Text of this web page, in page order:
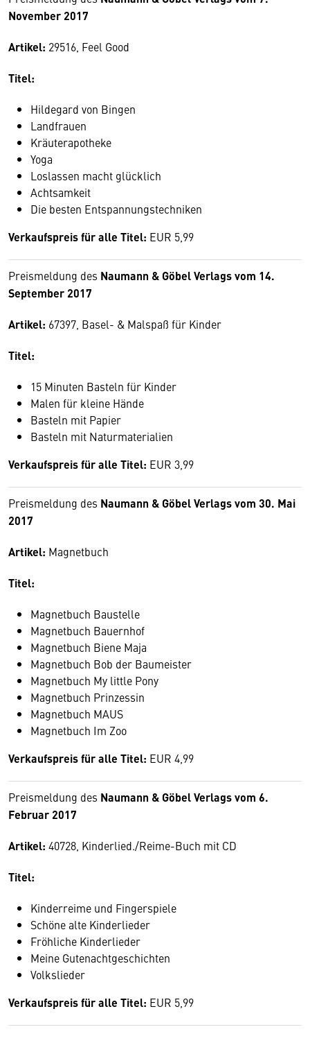
November 2017
Artikel: 29516, Feel Good
Titel:
Hildegard von Bingen
Landfrauen
Kräuterapotheke
Yoga
Loslassen macht glücklich
Achtsamkeit
Die besten Entspannungstechniken
Verkaufspreis für alle Titel: EUR 5,99
Preismeldung des Naumann & Göbel Verlags vom 14.
September 2017
Artikel: 67397, Basel- & Malspaß für Kinder
Titel:
15 Minuten Basteln für Kinder
Malen für kleine Hände
Basteln mit Papier
Basteln mit Naturmaterialien
Verkaufspreis für alle Titel: EUR 3,99
Preismeldung des Naumann & Göbel Verlags vom 30. Mai
2017
Artikel: Magnetbuch
Titel:
Magnetbuch Baustelle
Magnetbuch Bauernhof
Magnetbuch Biene Maja
Magnetbuch Bob der Baumeister
Magnetbuch My little Pony
Magnetbuch Prinzessin
Magnetbuch MAUS
Magnetbuch Im Zoo
Verkaufspreis für alle Titel: EUR 4,99
Preismeldung des Naumann & Göbel Verlags vom 6.
Februar 2017
Artikel: 40728, Kinderlied./Reime-Buch mit CD
Titel:
Kinderreime und Fingerspiele
Schöne alte Kinderlieder
Fröhliche Kinderlieder
Meine Gutenachtgeschichten
Volkslieder
Verkaufspreis für alle Titel: EUR 5,99